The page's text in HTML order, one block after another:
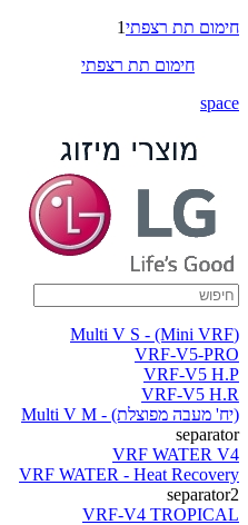
חימום תת רצפתי1
חימום תת רצפתי
space
(Multi V S - (Mini VRF
VRF-V5-PRO
VRF-V5 H.P
VRF-V5 H.R
(יח' מעבה מפוצלת) - Multi V M
separator
VRF WATER V4
VRF WATER - Heat Recovery
separator2
VRF-V4 TROPICAL